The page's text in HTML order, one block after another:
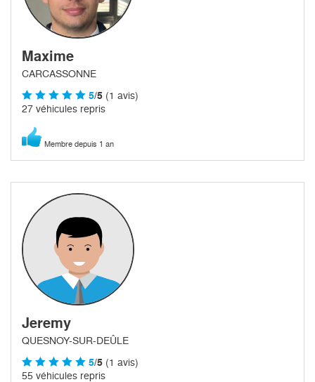
Maxime
CARCASSONNE
5/5 (1 avis)
27 véhicules repris
Membre depuis 1 an
Jeremy
QUESNOY-SUR-DEÛLE
5/5 (1 avis)
55 véhicules repris